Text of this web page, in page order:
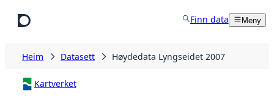
Finn data Meny
Heim Datasett Høydedata Lyngseidet 2007
Kartverket